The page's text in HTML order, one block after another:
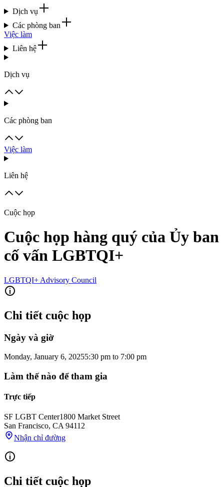
Dịch vụ
Các phòng ban
Việc làm
Liên hệ
Dịch vụ
Các phòng ban
Việc làm
Liên hệ
Cuộc họp
Cuộc họp hàng quý của Ủy ban
cố vấn LGBTQI+
LGBTQI+ Advisory Council
Chi tiết cuộc họp
Ngày và giờ
Monday, January 6, 20255:30 pm to 7:00 pm
Làm thế nào để tham gia
Trực tiếp
SF LGBT Center1800 Market Street
San Francisco, CA 94112
Nhận chỉ đường
Chi tiết cuộc họp